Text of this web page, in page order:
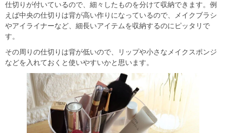
仕切りが付いているので、細々したものを分けて収納できます。例
えば中央の仕切りは背が高い作りになっているので、メイクブラシ
やアイライナーなど、細長いアイテムを収納するのにピッタリで
す。
その周りの仕切りは背が低いので、リップや小さなメイクスポンジ
などを入れておくと使いやすいかと思います。